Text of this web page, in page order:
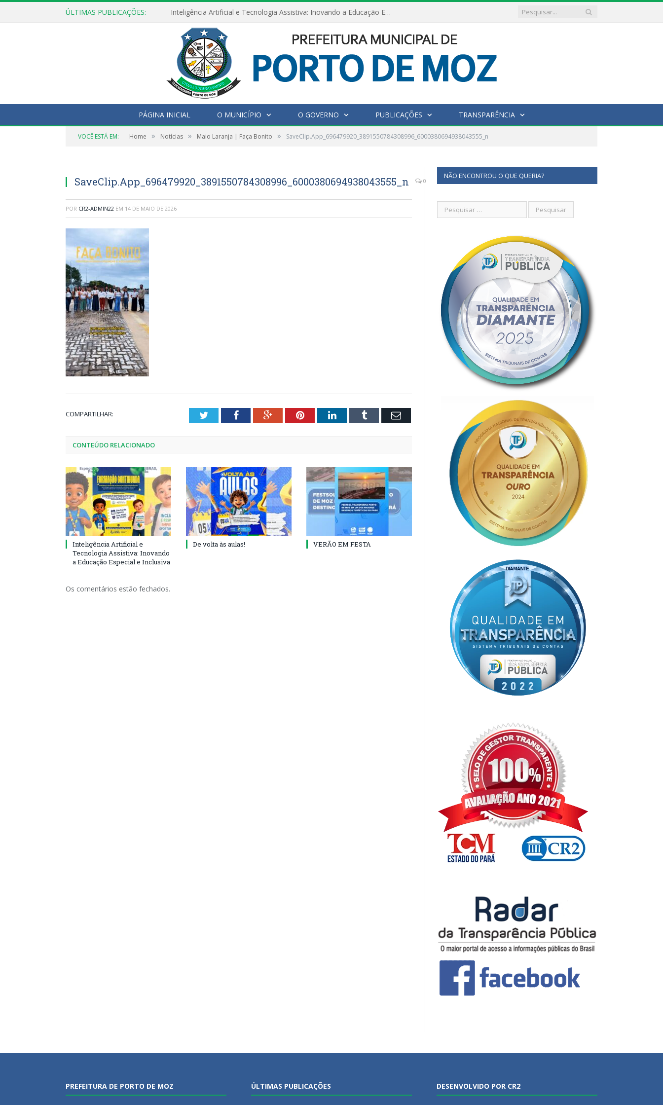
ÚLTIMAS PUBLICAÇÕES: Inteligência Artificial e Tecnologia Assistiva: Inovando a Educação Especial e Inclusiva
PÁGINA INICIAL O MUNICÍPIO O GOVERNO PUBLICAÇÕES TRANSPARÊNCIA
VOCÊ ESTÁ EM: Home » Notícias » Maio Laranja | Faça Bonito » SaveClip.App_696479920_3891550784308996_6000380694938043555_n
SaveClip.App_696479920_3891550784308996_6000380694938043555_n 0
POR CR2-ADMIN22 EM 14 DE MAIO DE 2026
COMPARTILHAR: TwitterFacebookGoogle+PinterestLinkedInTumblr Email
CONTEÚDO RELACIONADO
Inteligência Artificial e
Tecnologia Assistiva: Inovando
a Educação Especial e Inclusiva
De volta às aulas! VERÃO EM FESTA
Os comentários estão fechados.
NÃO ENCONTROU O QUE QUERIA?
PREFEITURA DE PORTO DE MOZ ÚLTIMAS PUBLICAÇÕES DESENVOLVIDO POR CR2